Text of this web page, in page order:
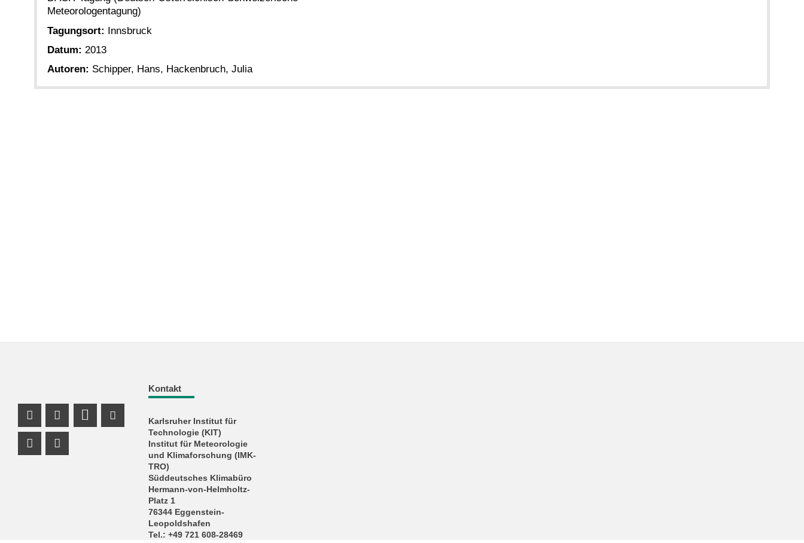
Meteorologentagung)
Tagungsort: Innsbruck
Datum: 2013
Autoren: Schipper, Hans, Hackenbruch, Julia
Kontakt
Karlsruher Institut für
Technologie (KIT)
Institut für Meteorologie
und Klimaforschung (IMK-
TRO)
Süddeutsches Klimabüro
Hermann-von-Helmholtz-
Platz 1
76344 Eggenstein-
Leopoldshafen
Tel.: +49 721 608-28469
Facebook Profil
X Kanal (Twitter)
LinkedIn Profil
Youtube Profil
Xing Profil
Instagram Profil